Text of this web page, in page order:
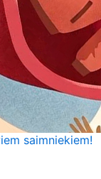
saimniekiem!